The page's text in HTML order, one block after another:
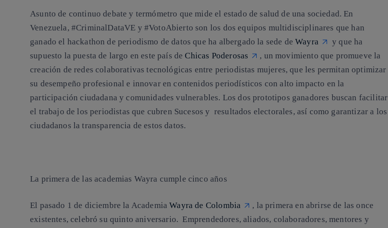
Asunto de continuo debate y termómetro que mide el estado de salud de una sociedad. En
Venezuela, #CriminalDataVE y #VotoAbierto son los dos equipos multidisciplinares que han
ganado el hackathon de periodismo de datos que ha albergado la sede deWayra
y que ha
supuesto la puesta de largo en este país deChicas Poderosas
, un movimiento que promueve la
creación de redes colaborativas tecnológicas entre periodistas mujeres, que les permitan optimizar
su desempeño profesional e innovar en contenidos periodísticos con alto impacto en la
participación ciudadana y comunidades vulnerables. Los dos prototipos ganadores buscan facilitar
el trabajo de los periodistas que cubren Sucesos y resultados electorales, así como garantizar a los
ciudadanos la transparencia de estos datos.
La primera de las academias Wayra cumple cinco años
El pasado 1 de diciembre la AcademiaWayra de Colombia
, la primera en abrirse de las once
existentes, celebró su quinto aniversario. Emprendedores, aliados, colaboradores, mentores y